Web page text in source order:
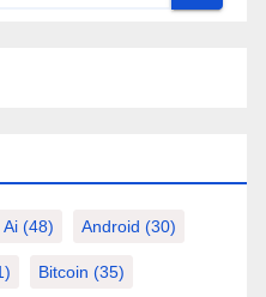
Ai (48) Android (30)
Bitcoin (35)